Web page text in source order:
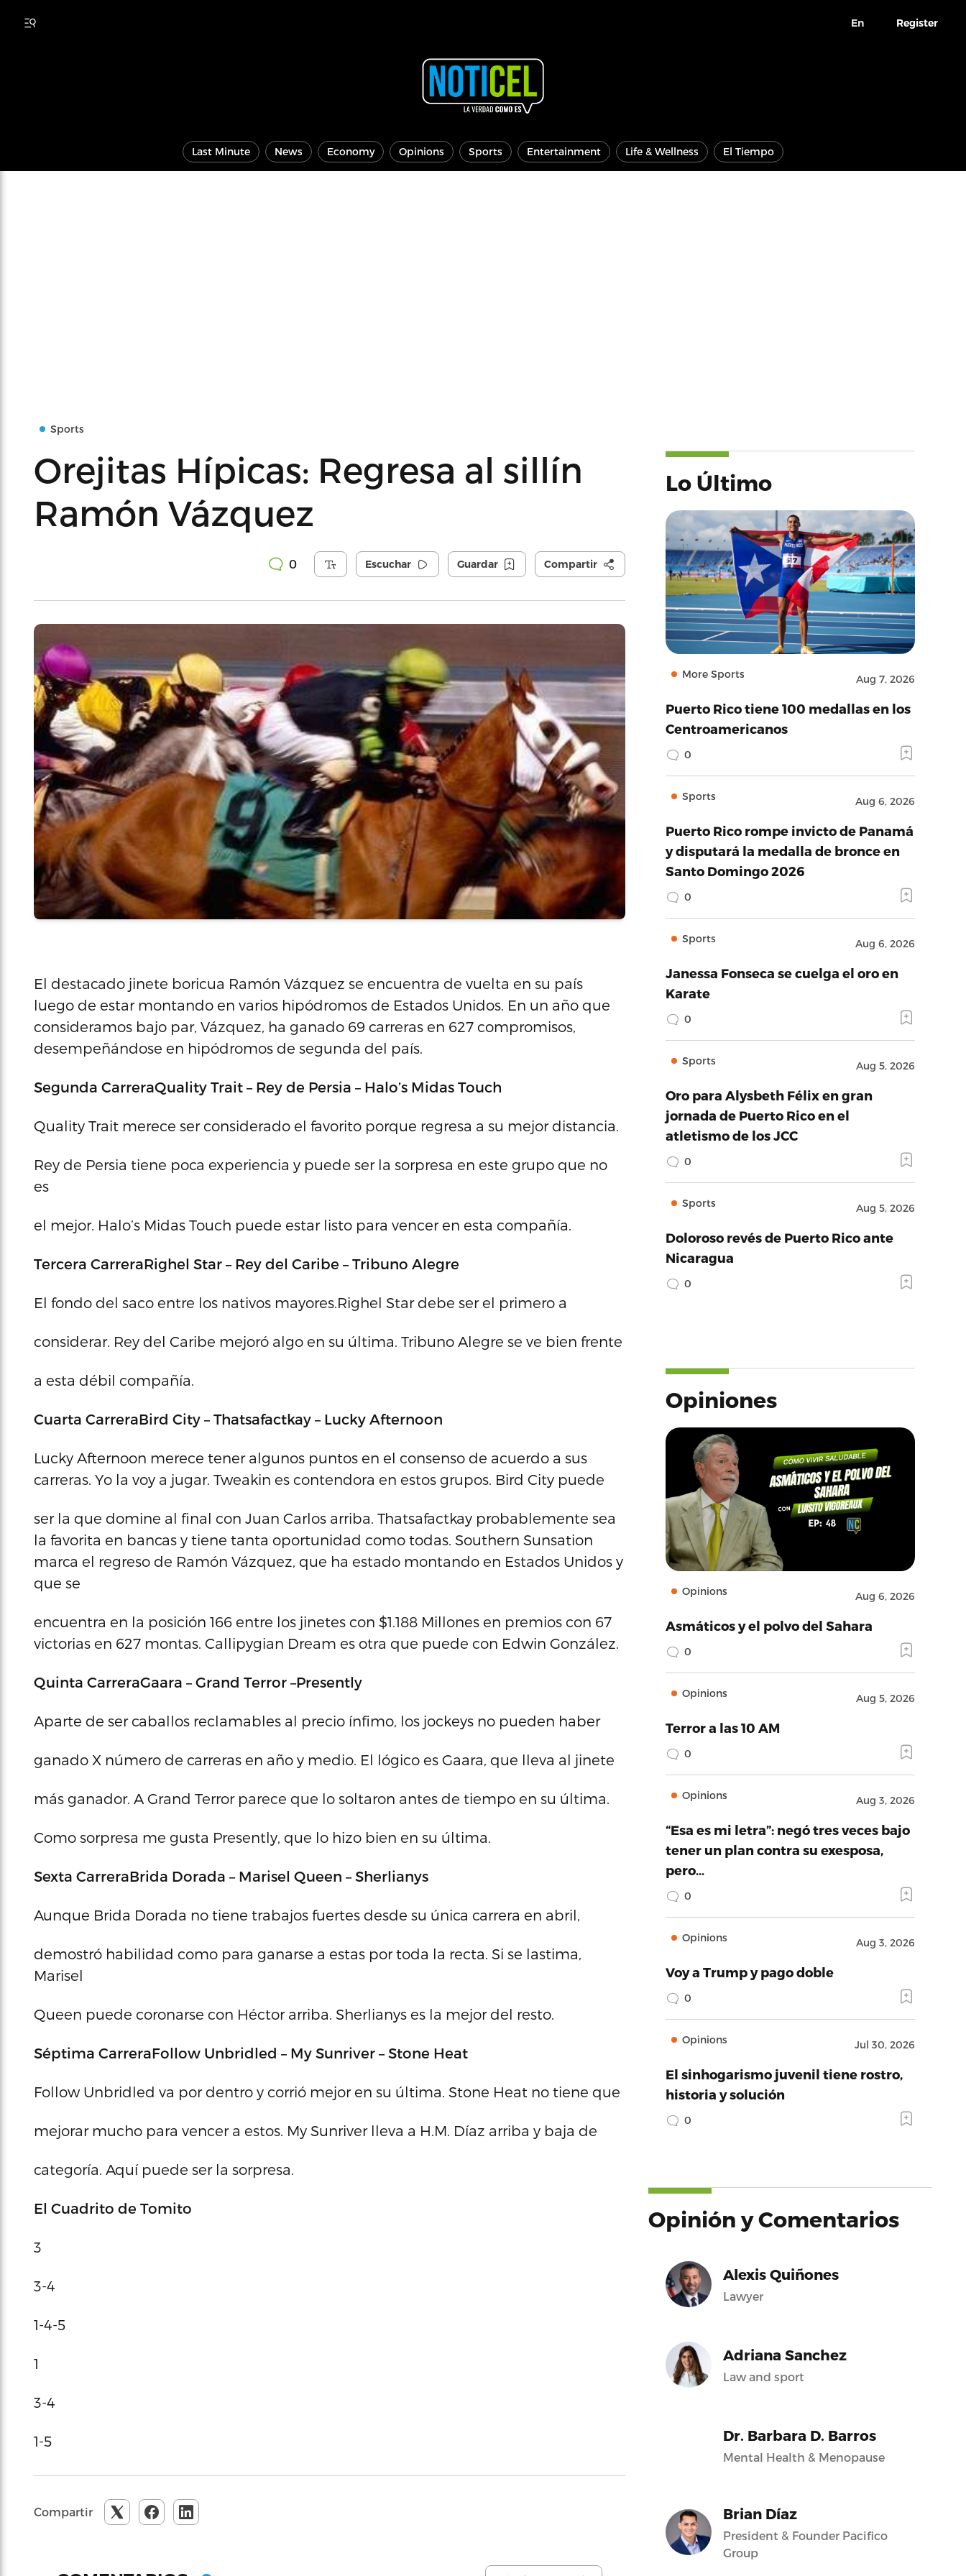
En Register
Last Minute News Economy Opinions Sports Entertainment Life & Wellness El Tiempo
Sports
Orejitas Hípicas: Regresa al sillín
Ramón Vázquez
0 Escuchar Guardar Compartir
El destacado jinete boricua Ramón Vázquez se encuentra de vuelta en su país
luego de estar montando en varios hipódromos de Estados Unidos. En un año que
consideramos bajo par, Vázquez, ha ganado 69 carreras en 627 compromisos,
desempeñándose en hipódromos de segunda del país.
Segunda CarreraQuality Trait – Rey de Persia – Halo’s Midas Touch
Quality Trait merece ser considerado el favorito porque regresa a su mejor distancia.
Rey de Persia tiene poca experiencia y puede ser la sorpresa en este grupo que no
es
el mejor. Halo’s Midas Touch puede estar listo para vencer en esta compañía.
Tercera CarreraRighel Star – Rey del Caribe – Tribuno Alegre
El fondo del saco entre los nativos mayores.Righel Star debe ser el primero a
considerar. Rey del Caribe mejoró algo en su última. Tribuno Alegre se ve bien frente
a esta débil compañía.
Cuarta CarreraBird City – Thatsafactkay – Lucky Afternoon
Lucky Afternoon merece tener algunos puntos en el consenso de acuerdo a sus
carreras. Yo la voy a jugar. Tweakin es contendora en estos grupos. Bird City puede
ser la que domine al final con Juan Carlos arriba. Thatsafactkay probablemente sea
la favorita en bancas y tiene tanta oportunidad como todas. Southern Sunsation
marca el regreso de Ramón Vázquez, que ha estado montando en Estados Unidos y
que se
encuentra en la posición 166 entre los jinetes con $1.188 Millones en premios con 67
victorias en 627 montas. Callipygian Dream es otra que puede con Edwin González.
Quinta CarreraGaara – Grand Terror –Presently
Aparte de ser caballos reclamables al precio ínfimo, los jockeys no pueden haber
ganado X número de carreras en año y medio. El lógico es Gaara, que lleva al jinete
más ganador. A Grand Terror parece que lo soltaron antes de tiempo en su última.
Como sorpresa me gusta Presently, que lo hizo bien en su última.
Sexta CarreraBrida Dorada – Marisel Queen – Sherlianys
Aunque Brida Dorada no tiene trabajos fuertes desde su única carrera en abril,
demostró habilidad como para ganarse a estas por toda la recta. Si se lastima,
Marisel
Queen puede coronarse con Héctor arriba. Sherlianys es la mejor del resto.
Séptima CarreraFollow Unbridled – My Sunriver – Stone Heat
Follow Unbridled va por dentro y corrió mejor en su última. Stone Heat no tiene que
mejorar mucho para vencer a estos. My Sunriver lleva a H.M. Díaz arriba y baja de
categoría. Aquí puede ser la sorpresa.
El Cuadrito de Tomito
3
3-4
1-4-5
1
3-4
1-5
Compartir
Lo Último
More Sports Aug 7, 2026
Puerto Rico tiene 100 medallas en los
Centroamericanos
0
Sports Aug 6, 2026
Puerto Rico rompe invicto de Panamá
y disputará la medalla de bronce en
Santo Domingo 2026
0
Sports Aug 6, 2026
Janessa Fonseca se cuelga el oro en
Karate
0
Sports Aug 5, 2026
Oro para Alysbeth Félix en gran
jornada de Puerto Rico en el
atletismo de los JCC
0
Sports Aug 5, 2026
Doloroso revés de Puerto Rico ante
Nicaragua
0
Opiniones
Opinions Aug 6, 2026
Asmáticos y el polvo del Sahara
0
Opinions Aug 5, 2026
Terror a las 10 AM
0
Opinions Aug 3, 2026
“Esa es mi letra”: negó tres veces bajo
tener un plan contra su exesposa,
pero…
0
Opinions Aug 3, 2026
Voy a Trump y pago doble
0
Opinions Jul 30, 2026
El sinhogarismo juvenil tiene rostro,
historia y solución
0
Opinión y Comentarios
Alexis Quiñones
Lawyer
Adriana Sanchez
Law and sport
Dr. Barbara D. Barros
Mental Health & Menopause
Brian Díaz
President & Founder Pacifico
Group